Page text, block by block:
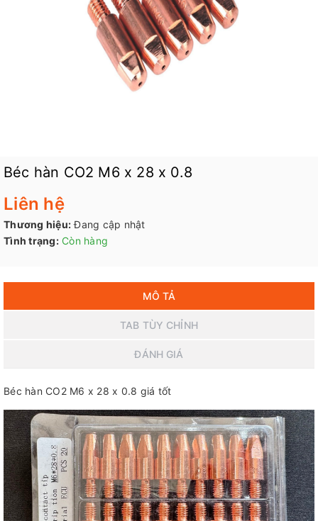
Béc hàn CO2 M6 x 28 x 0.8
Liên hệ
Thương hiệu: Đang cập nhật
Tình trạng: Còn hàng
MÔ TẢ
TAB TÙY CHỈNH
ĐÁNH GIÁ
Béc hàn CO2 M6 x 28 x 0.8 giá tốt